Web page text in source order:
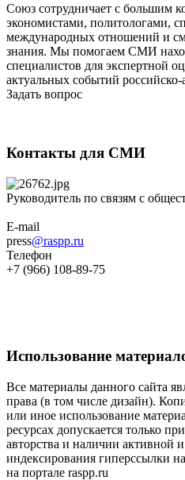
Союз сотрудничает с большим
экономистами, политологами,
международных отношений и
знания. Мы помогаем СМИ
специалистов для экспертной
актуальных событий
Задать вопрос
Контакты для СМИ
Руководитель по связям с
E-mail
press@raspp.ru
Телефон
+7 (966) 108-89-75
Использование
Все материалы данного сайта
права (в том числе дизайн).
или иное использование
ресурсах допускается только
авторства и наличии активной
индексирования гиперссылки
на портале raspp.ru